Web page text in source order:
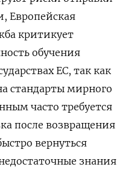
Европейская
критикует
обучения
ЕС, так как
стандарты мирного
часто требуется
после возвращения
вернуться
знания